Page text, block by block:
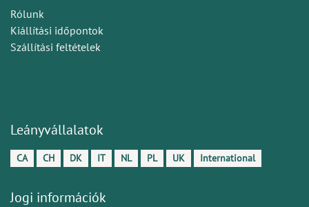
Rólunk
Kiállítási időpontok
Szállítási feltételek
Leányvállalatok
CA CH DK IT NL PL UK International
Jogi információk